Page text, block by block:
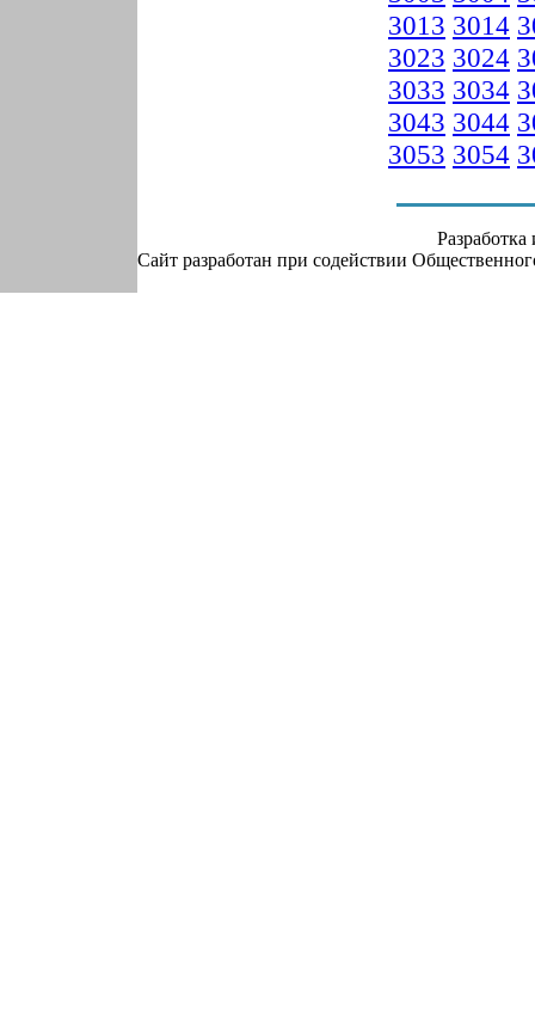
3013 3014
3023 3024
3033 3034
3043 3044
3053 3054
Сайт разработан при содействии